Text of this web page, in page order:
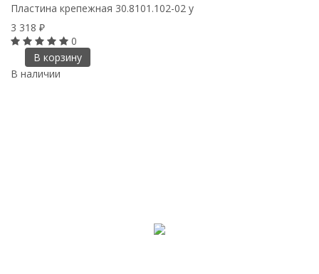
Пластина крепежная 30.8101.102-02 у
3 318 ₽
0
В корзину
В наличии